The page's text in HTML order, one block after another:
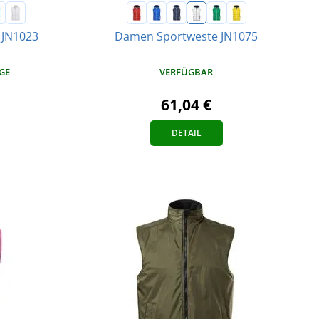
Damen Sportweste JN1075
VERFÜGBAR
61,04 €
DETAIL